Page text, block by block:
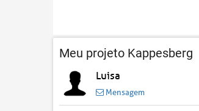
Meu projeto Kappesberg
Luisa
Mensagem